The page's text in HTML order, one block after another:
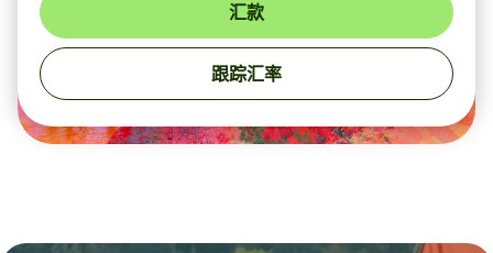
汇款
跟踪汇率